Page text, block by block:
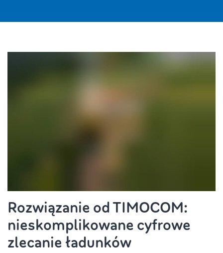
Rozwiązanie od TIMOCOM:
nieskomplikowane cyfrowe
zlecanie ładunków